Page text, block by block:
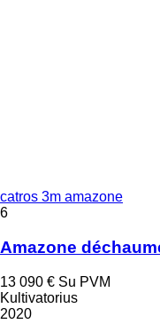
catros 3m amazone
6
Amazone
13 090 € Su PVM
Kultivatorius
2020